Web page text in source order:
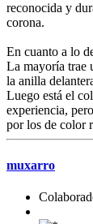
reconocida y
corona.
En cuanto a lo
La mayoría trae
la anilla
Luego está el
experiencia,
por los de color
muxarro